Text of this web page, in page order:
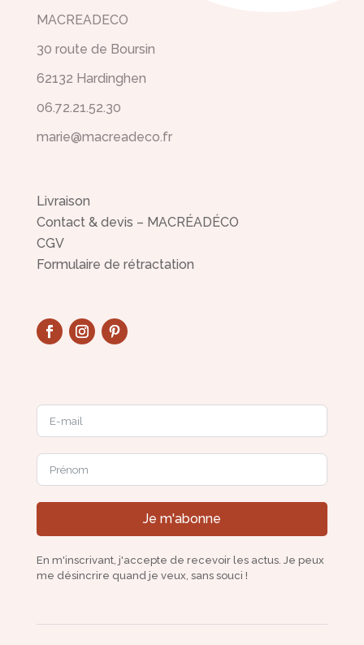
MACREADECO
30 route de Boursin
62132 Hardinghen
06.72.21.52.30
marie@macreadeco.fr
Livraison
Contact & devis – MACRÉADÉCO
CGV
Formulaire de rétractation
Je m'abonne
En m'inscrivant, j'accepte de recevoir les actus. Je peux
me désincrire quand je veux, sans souci !